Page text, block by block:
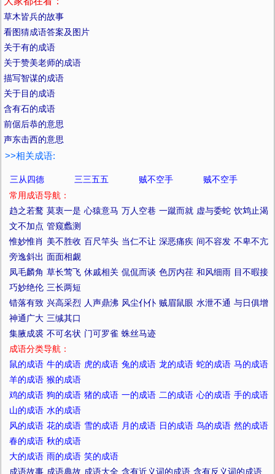
草木皆兵的故事
看图猜成语答案及图片
关于有的成语
关于赞美老师的成语
描写智谋的成语
关于目的成语
含有石的成语
前倨后恭的意思
声东击西的意思
>>相关成语:
三从四德 三三五五 贼不空手
贼不空手
常用成语导航：
趋之若鹜 莫衷一是 心猿意马 万人空巷 一蹴而就 虚与委蛇 饮鸩止渴
文不加点 管窥蠡测
惟妙惟肖 美不胜收 百尺竿头 当仁不让 深恶痛疾 间不容发 不卑不亢
旁逸斜出 面面相觑
凤毛麟角 草长莺飞 休戚相关 侃侃而谈 色厉内荏 和风细雨 目不暇接
巧妙绝伦 三长两短
错落有致 兴高采烈 人声鼎沸 风尘仆仆 贼眉鼠眼 水泄不通 与日俱增
神通广大 三缄其口
集腋成裘 不可名状 门可罗雀 蛛丝马迹
成语分类导航：
鼠的成语 牛的成语 虎的成语 兔的成语 龙的成语 蛇的成语 马的成语
羊的成语 猴的成语
鸡的成语 狗的成语 猪的成语 一的成语 二的成语 心的成语 手的成语
山的成语 水的成语
风的成语 花的成语 雪的成语 月的成语 日的成语 鸟的成语 然的成语
春的成语 秋的成语
大的成语 雨的成语 笑的成语
成语故事 成语典故 成语大全 含有近义词的成语 含有反义词的成语